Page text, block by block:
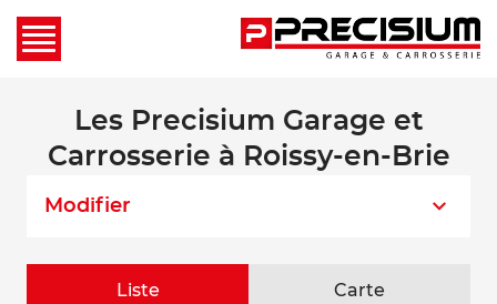
Les Precisium Garage et
Carrosserie à Roissy-en-Brie
Modifier
Liste Carte